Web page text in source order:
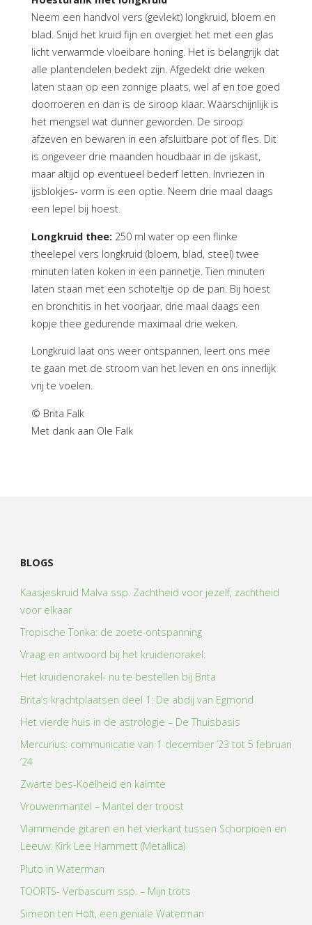
Neem een handvol vers (gevlekt) longkruid, bloem en
blad. Snijd het kruid fijn en overgiet het met een glas
licht verwarmde vloeibare honing. Het is belangrijk dat
alle plantendelen bedekt zijn. Afgedekt drie weken
laten staan op een zonnige plaats, wel af en toe goed
doorroeren en dan is de siroop klaar. Waarschijnlijk is
het mengsel wat dunner geworden. De siroop
afzeven en bewaren in een afsluitbare pot of fles. Dit
is ongeveer drie maanden houdbaar in de ijskast,
maar altijd op eventueel bederf letten. Invriezen in
ijsblokjes- vorm is een optie. Neem drie maal daags
een lepel bij hoest.
Longkruid thee: 250 ml water op een flinke
theelepel vers longkruid (bloem, blad, steel) twee
minuten laten koken in een pannetje. Tien minuten
laten staan met een schoteltje op de pan. Bij hoest
en bronchitis in het voorjaar, drie maal daags een
kopje thee gedurende maximaal drie weken.
Longkruid laat ons weer ontspannen, leert ons mee
te gaan met de stroom van het leven en ons innerlijk
vrij te voelen.
© Brita Falk
Met dank aan Ole Falk
BLOGS
Kaasjeskruid Malva ssp. Zachtheid voor jezelf, zachtheid
voor elkaar
Tropische Tonka: de zoete ontspanning
Vraag en antwoord bij het kruidenorakel:
Het kruidenorakel- nu te bestellen bij Brita
Brita’s krachtplaatsen deel 1: De abdij van Egmond
Het vierde huis in de astrologie – De Thuisbasis
Mercurius: communicatie van 1 december ’23 tot 5 februari
’24
Zwarte bes-Koelheid en kalmte
Vrouwenmantel – Mantel der troost
Vlammende gitaren en het vierkant tussen Schorpioen en
Leeuw: Kirk Lee Hammett (Metallica)
Pluto in Waterman
TOORTS- Verbascum ssp. – Mijn trots
Simeon ten Holt, een geniale Waterman